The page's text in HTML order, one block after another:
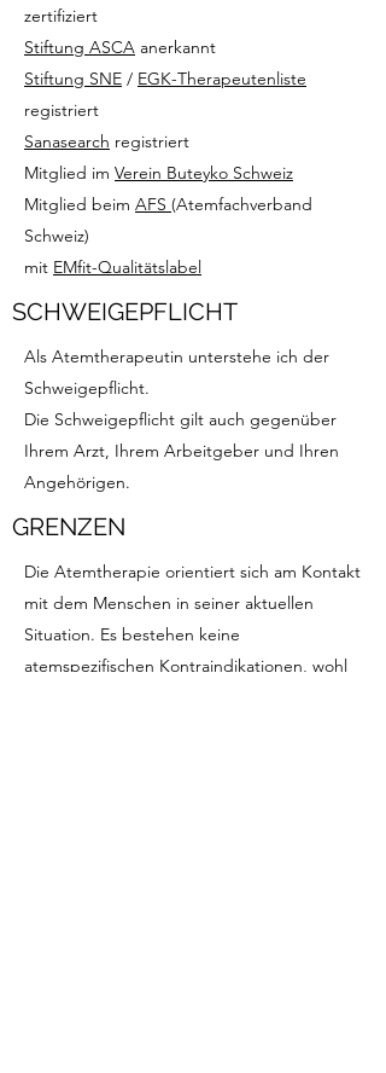
zertifiziert
Stiftung ASCA anerkannt
Stiftung SNE / EGK-Therapeutenliste
registriert
Sanasearch registriert
Mitglied im Verein Buteyko Schweiz
Mitglied beim AFS (Atemfachverband
Schweiz)
mit EMfit-Qualitätslabel
SCHWEIGEPFLICHT
Als Atemtherapeutin unterstehe ich der
Schweigepflicht.
Die Schweigepflicht gilt auch gegenüber
Ihrem Arzt, Ihrem Arbeitgeber und Ihren
Angehörigen.
GRENZEN
Die Atemtherapie orientiert sich am Kontakt
mit dem Menschen in seiner aktuellen
Situation. Es bestehen keine
atemspezifischen Kontraindikationen, wohl